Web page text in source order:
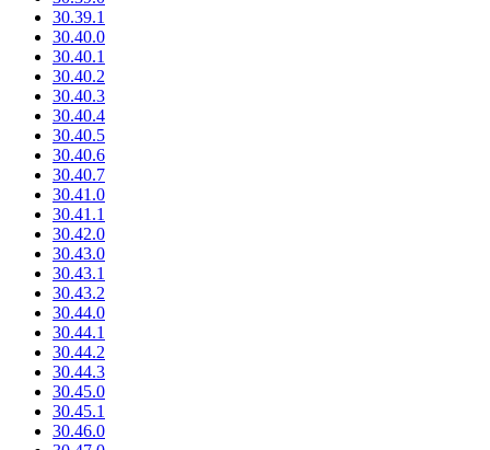
30.39.1
30.40.0
30.40.1
30.40.2
30.40.3
30.40.4
30.40.5
30.40.6
30.40.7
30.41.0
30.41.1
30.42.0
30.43.0
30.43.1
30.43.2
30.44.0
30.44.1
30.44.2
30.44.3
30.45.0
30.45.1
30.46.0